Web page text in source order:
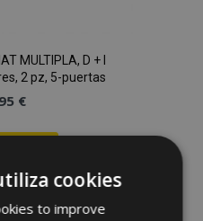
MULTIPLA, D + I
2 pz, 5-puertas
€
Añadir
cookies
to improve